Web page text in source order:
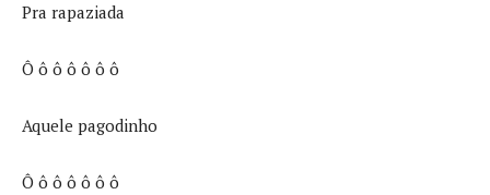
Pra rapaziada
Ô ô ô ô ô ô ô
Aquele pagodinho
Ô ô ô ô ô ô ô